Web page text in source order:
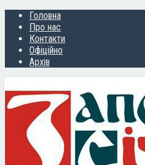
Головна
Про нас
Контакти
Офіційно
Архів